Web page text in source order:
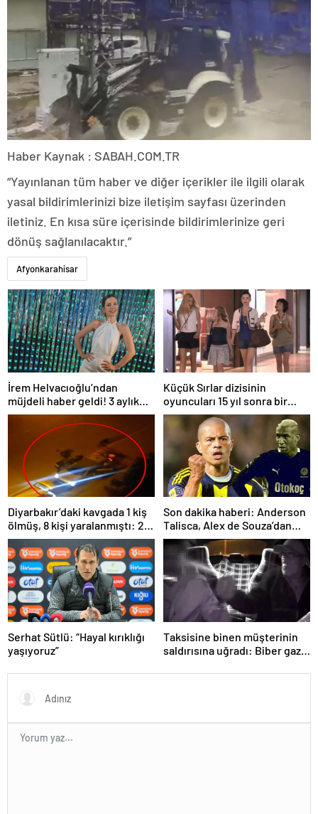
Haber Kaynak : SABAH.COM.TR
“Yayınlanan tüm haber ve diğer içerikler ile ilgili olarak
yasal bildirimlerinizi bize iletişim sayfası üzerinden
iletiniz. En kısa süre içerisinde bildirimlerinize geri
dönüş sağlanılacaktır.”
Afyonkarahisar
İrem Helvacıoğlu’ndan
müjdeli haber geldi! 3 aylık
hamile
Küçük Sırlar dizisinin
oyuncuları 15 yıl sonra bir
arada
Diyarbakır’daki kavgada 1 kiş
ölmüş, 8 kişi yaralanmıştı: 22
kişi tutuklandı!
Son dakika haberi: Anderson
Talisca, Alex de Souza’dan
sonra ilki yaşadı! Sivasspor’a
attığı gol sonrası…
Serhat Sütlü: “Hayal kırıklığı
yaşıyoruz”
Taksisine binen müşterinin
saldırısına uğradı: Biber gazı